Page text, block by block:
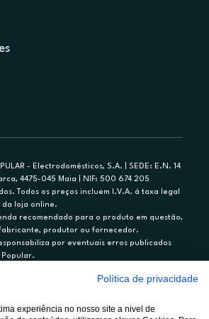
- Electrodomésticos, S.A. | SEDE: E.N. 14
4475-045 Maia | NIF: 500 674 205
Todos os preços incluem I.V.A. à taxa legal
da loja online.
recomendado para o produto em questão,
produtor ou fornecedor.
por eventuais erros publicados
Popular.
€1.500, reembolsado em 12 meses, TAN
Política de privacidade
experiência no nosso site a nivel de